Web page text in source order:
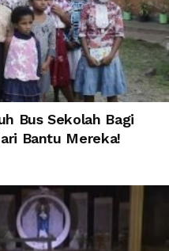
Bus Sekolah Bagi
Bantu Mereka!